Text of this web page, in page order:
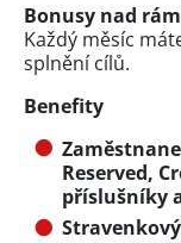
Bonusy nad
Každý měsíc
splnění cílů.
Benefity
Reserved,
příslušníky